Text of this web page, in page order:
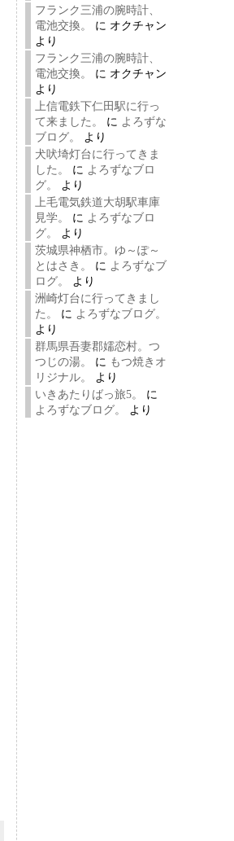
フランク三浦の腕時計、
電池交換。
に オクチャン
より
フランク三浦の腕時計、
電池交換。
に オクチャン
より
上信電鉄下仁田駅に行っ
て来ました。
に よろずな
ブログ。
より
犬吠埼灯台に行ってきま
した。
に よろずなブロ
グ。
より
上毛電気鉄道大胡駅車庫
見学。
に よろずなブロ
グ。
より
茨城県神栖市。ゆ～ぽ～
とはさき。
に よろずなブ
ログ。
より
洲崎灯台に行ってきまし
た。
に よろずなブログ。
より
群馬県吾妻郡嬬恋村。つ
つじの湯。
に もつ焼きオ
リジナル。
より
いきあたりばっ旅5。
に
よろずなブログ。
より